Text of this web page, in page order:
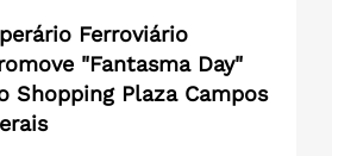
Ferroviário
"Fantasma Day"
Shopping Plaza Campos